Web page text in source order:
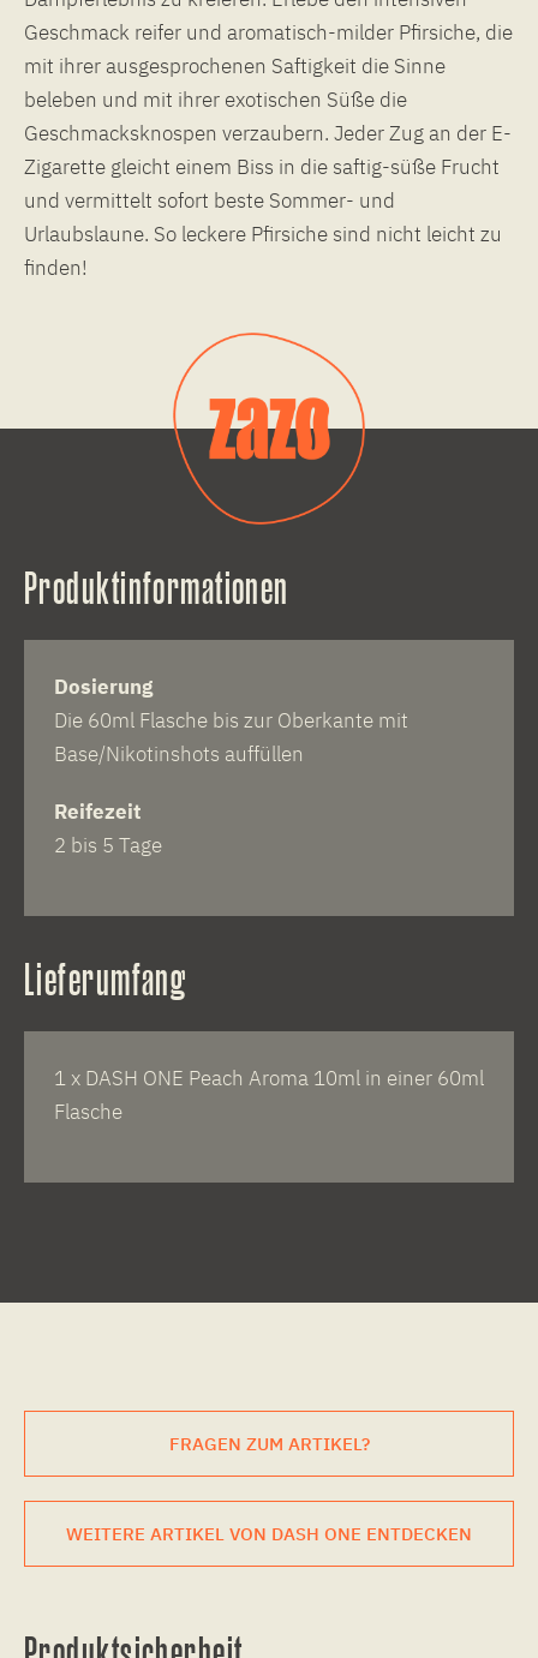
Geschmack reifer und aromatisch-milder Pfirsiche, die
mit ihrer ausgesprochenen Saftigkeit die Sinne
beleben und mit ihrer exotischen Süße die
Geschmacksknospen verzaubern. Jeder Zug an der E-
Zigarette gleicht einem Biss in die saftig-süße Frucht
und vermittelt sofort beste Sommer- und
Urlaubslaune. So leckere Pfirsiche sind nicht leicht zu
finden!
Produktinformationen
Dosierung
Die 60ml Flasche bis zur Oberkante mit
Base/Nikotinshots auffüllen
Reifezeit
2 bis 5 Tage
Lieferumfang
1 x DASH ONE Peach Aroma 10ml in einer 60ml
Flasche
FRAGEN ZUM ARTIKEL?
WEITERE ARTIKEL VON DASH ONE ENTDECKEN